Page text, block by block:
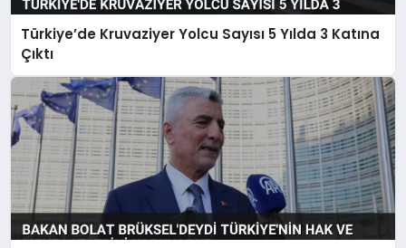
Türkiye’de Kruvaziyer Yolcu Sayısı 5 Yılda 3 Katına
Çıktı